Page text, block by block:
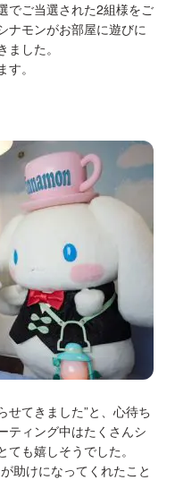
でご当選された2組様をご
ナモンがお部屋に遊びに
した。
。
せてきました”と、心待ち
ティング中はたくさんシ
も嬉しそうでした。
助けになってくれたこと